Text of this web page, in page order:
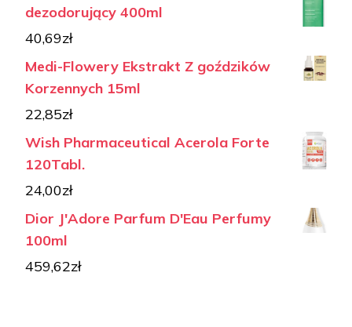
dezodorujący 400ml
40,69zł
Medi-Flowery Ekstrakt Z goździków
Korzennych 15ml
22,85zł
Wish Pharmaceutical Acerola Forte
120Tabl.
24,00zł
Dior J'Adore Parfum D'Eau Perfumy
100ml
459,62zł